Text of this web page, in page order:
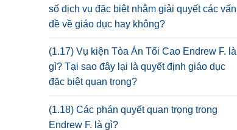
số dịch vụ đặc biệt nhằm giải quyết các vấn
đề về giáo dục hay không?
(1.17) Vụ kiện Tòa Án Tối Cao Endrew F. là
gì? Tại sao đây lại là quyết định giáo dục
đặc biệt quan trọng?
(1.18) Các phán quyết quan trọng trong
Endrew F. là gì?